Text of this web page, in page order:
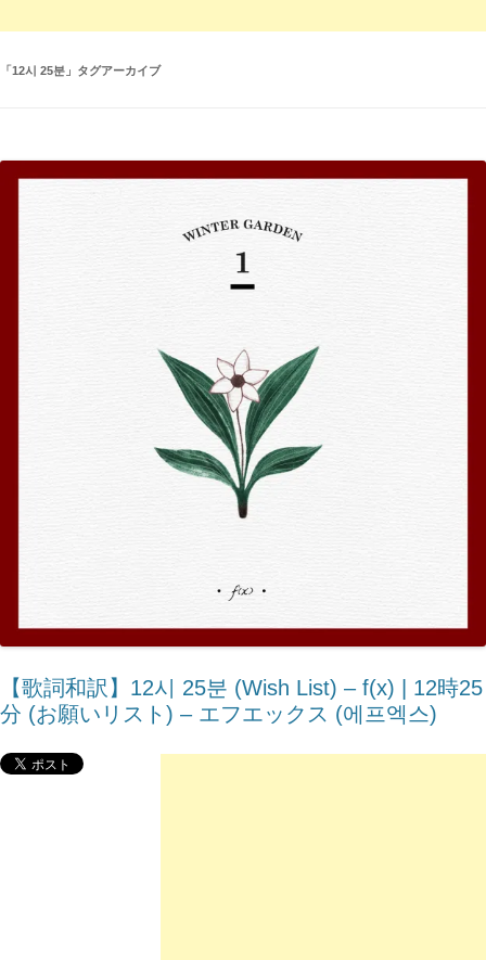
「12시 25분 」タグアーカイブ
【歌詞和訳】12시 25분 (Wish List) – ​f(x) | 12時25
分 (お願いリスト) – エフエックス (에프엑스)